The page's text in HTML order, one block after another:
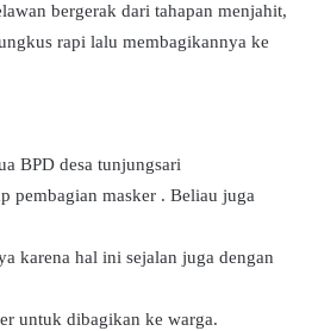
bergerak dari tahapan menjahit,
rapi lalu membagikannya ke
BPD desa tunjungsari
pembagian masker . Beliau juga
karena hal ini sejalan juga dengan
untuk dibagikan ke warga.